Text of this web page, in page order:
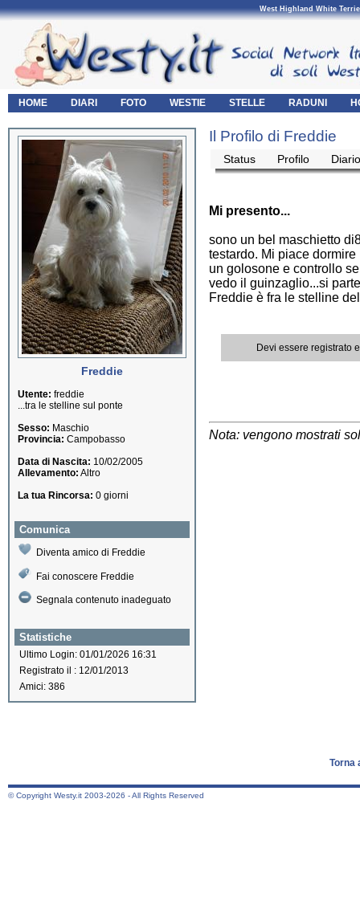
West Highland White
HOME DIARI FOTO WESTIE STELLE RADUNI
Freddie
Utente: freddie
...tra le stelline sul ponte
Sesso: Maschio
Provincia: Campobasso
Data di Nascita: 10/02/2005
Allevamento: Altro
La tua Rincorsa: 0 giorni
Comunica
Diventa amico di Freddie
Fai conoscere Freddie
Segnala contenuto inadeguato
Statistiche
Ultimo Login: 01/01/2026 16:31
Registrato il : 12/01/2013
Amici: 386
Il Profilo di Freddie
Status Profilo Diario
Mi presento...
sono un bel maschietto
testardo. Mi piace
un golosone e controllo
vedo il guinzaglio...si
Freddie è fra le stelline
Devi essere registrato
Nota: vengono mostrati
Torna
© Copyright Westy.it 2003-2026 - All Rights Reserved